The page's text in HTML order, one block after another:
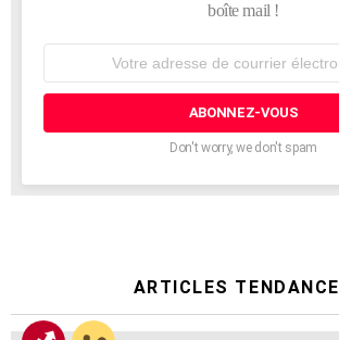
boîte mail !
courrier
Don't worry, we don't spam
ARTICLES